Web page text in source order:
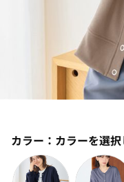
カラー： カラーを選